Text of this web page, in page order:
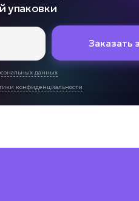
упаковки
Заказать
данных
конфиденциальности